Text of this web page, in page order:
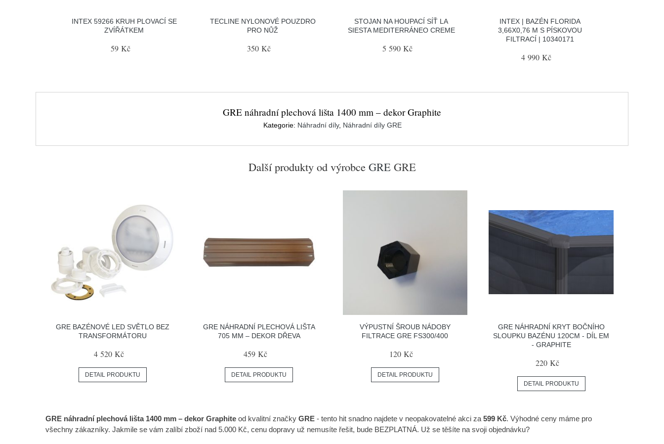
INTEX 59266 KRUH PLOVACÍ SE
ZVÍŘÁTKEM
59 Kč
TECLINE NYLONOVÉ POUZDRO
PRO NŮŽ
350 Kč
STOJAN NA HOUPACÍ SÍŤ LA
SIESTA MEDITERRÁNEO CREME
5 590 Kč
INTEX | BAZÉN FLORIDA
3,66X0,76 M S PÍSKOVOU
FILTRACÍ | 10340171
4 990 Kč
GRE náhradní plechová lišta 1400 mm – dekor Graphite
Kategorie: Náhradní díly, Náhradní díly GRE
Další produkty od výrobce GRE GRE
GRE BAZÉNOVÉ LED SVĚTLO BEZ
TRANSFORMÁTORU
4 520 Kč
DETAIL PRODUKTU
GRE NÁHRADNÍ PLECHOVÁ LIŠTA
705 MM – DEKOR DŘEVA
459 Kč
DETAIL PRODUKTU
VÝPUSTNÍ ŠROUB NÁDOBY
FILTRACE GRE FS300/400
120 Kč
DETAIL PRODUKTU
GRE NÁHRADNÍ KRYT BOČNÍHO
SLOUPKU BAZÉNU 120CM - DÍL EM
- GRAPHITE
220 Kč
DETAIL PRODUKTU
GRE náhradní plechová lišta 1400 mm – dekor Graphite od kvalitní značky GRE - tento hit snadno najdete v neopakovatelné akci za 599 Kč. Výhodné ceny máme pro
všechny zákazníky. Jakmile se vám zalíbí zboží nad 5.000 Kč, cenu dopravy už nemusíte řešit, bude BEZPLATNÁ. Už se těšíte na svoji objednávku?